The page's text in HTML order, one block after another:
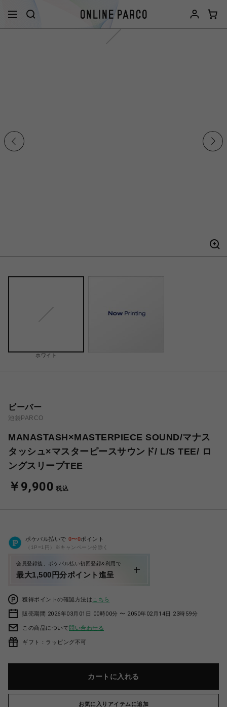
ホワイト
ビーバー
池袋PARCO
MANASTASH×MASTERPIECE SOUND/マナス
タッシュ×マスターピースサウンド/ L/S TEE/ ロ
ングスリーブTEE
￥9,900 税込
ポケパル払いで 0〜0ポイント
（1P=1円）※キャンペーン分除く
会員登録後、ポケパル払い初回登録&利用で
最大1,500円分ポイント進呈
獲得ポイントの確認方法は こちら
販売期間 2026年03月01日 00時00分 〜 2050年02月14日 23時59分
この商品について問い合わせる
ギフト：ラッピング不可
カートに入れる
お気に入りアイテムに追加